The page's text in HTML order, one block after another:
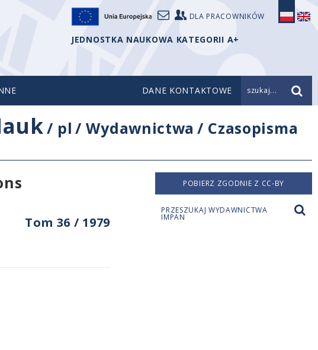
DLA PRACOWNIKÓW
JEDNOSTKA NAUKOWA KATEGORII A+
DANE KONTAKTOWE szukaj...
/ pl /Wydawnictwa / Czasopisma
Tom 36 / 1979
POBIERZ ZGODNIE Z CC-BY
PRZESZUKAJ WYDAWNICTWA
IMPAN